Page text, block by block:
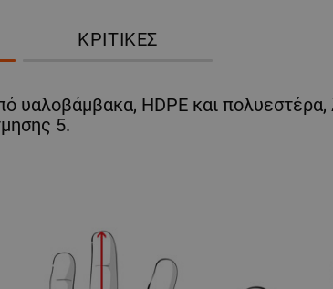
ΚΡΙΤΙΚΈΣ
υαλοβάμβακα, HDPE και
5.